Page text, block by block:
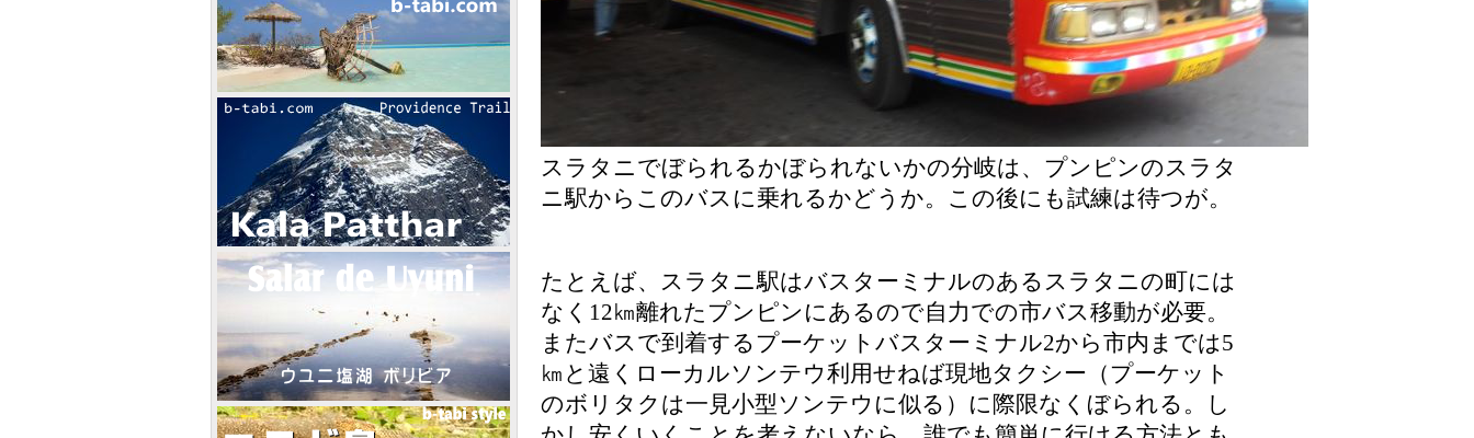
スラタニでぼられるかぼられないかの分岐は、プンピンのスラタ
ニ駅からこのバスに乗れるかどうか。この後にも試練は待つが。
たとえば、スラタニ駅はバスターミナルのあるスラタニの町には
なく12㎞離れたプンピンにあるので自力での市バス移動が必要。
またバスで到着するプーケットバスターミナル2から市内までは5
㎞と遠くローカルソンテウ利用せねば現地タクシー（プーケット
のボリタクは一見小型ソンテウに似る）に際限なくぼられる。し